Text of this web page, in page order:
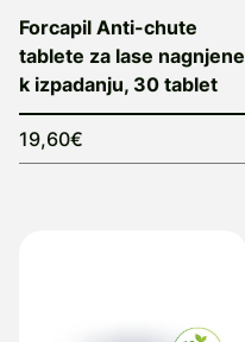
Forcapil Anti-chute
tablete za lase nagnjene
k izpadanju, 30 tablet
19,60€